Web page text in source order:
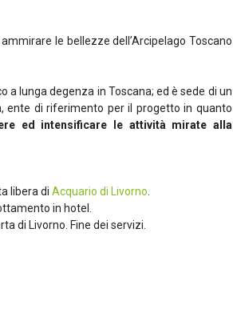
le bellezze dell’Arcipelago Toscano
a lunga degenza in Toscana; ed è sede di un
ente di riferimento per il progetto in quanto
ed intensificare le attività mirate alla
libera di Acquario di Livorno
in hotel.
di Livorno. Fine dei servizi.